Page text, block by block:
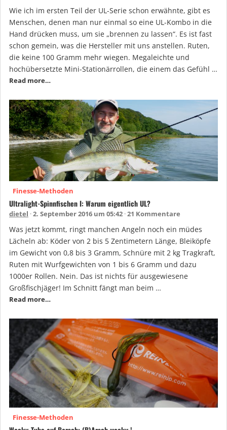
Wie ich im ersten Teil der UL-Serie schon erwähnte, gibt es
Menschen, denen man nur einmal so eine UL-Kombo in die
Hand drücken muss, um sie „brennen zu lassen“. Es ist fast
schon gemein, was die Hersteller mit uns anstellen. Ruten,
die keine 100 Gramm mehr wiegen. Megaleichte und
hochübersetzte Mini-Stationärrollen, die einem das Gefühl …
Read more…
Finesse-Methoden
Ultralight-Spinnfischen I: Warum eigentlich UL?
dietel 2. September 2016 um 05:42 21 Kommentare
Was jetzt kommt, ringt manchen Angeln noch ein müdes
Lächeln ab: Köder von 2 bis 5 Zentimetern Länge, Bleiköpfe
im Gewicht von 0,8 bis 3 Gramm, Schnüre mit 2 kg Tragkraft,
Ruten mit Wurfgewichten von 1 bis 6 Gramm und dazu
1000er Rollen. Nein. Das ist nichts für ausgewiesene
Großfischjäger! Im Schnitt fängt man beim …
Read more…
Finesse-Methoden